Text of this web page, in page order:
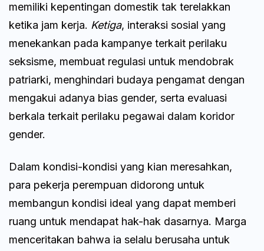
memiliki kepentingan domestik tak terelakkan
ketika jam kerja. Ketiga, interaksi sosial yang
menekankan pada kampanye terkait perilaku
seksisme, membuat regulasi untuk mendobrak
patriarki, menghindari budaya pengamat dengan
mengakui adanya bias gender, serta evaluasi
berkala terkait perilaku pegawai dalam koridor
gender.
Dalam kondisi-kondisi yang kian meresahkan,
para pekerja perempuan didorong untuk
membangun kondisi ideal yang dapat memberi
ruang untuk mendapat hak-hak dasarnya. Marga
menceritakan bahwa ia selalu berusaha untuk